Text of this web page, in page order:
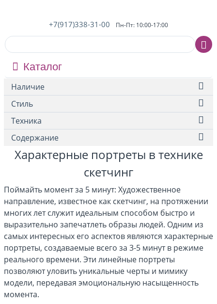
+7(917)338-31-00 Пн-Пт: 10:00-17:00
Каталог
Наличие
Стиль
Техника
Содержание
Характерные портреты в технике
скетчинг
Поймайть момент за 5 минут: Художественное
направление, известное как скетчинг, на протяжении
многих лет служит идеальным способом быстро и
выразительно запечатлеть образы людей. Одним из
самых интересных его аспектов являются характерные
портреты, создаваемые всего за 3-5 минут в режиме
реального времени. Эти линейные портреты
позволяют уловить уникальные черты и мимику
модели, передавая эмоциональную насыщенность
момента.